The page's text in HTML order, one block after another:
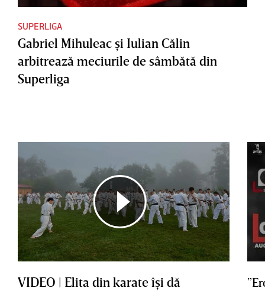
SUPERLIGA
Gabriel Mihuleac şi Iulian Călin
arbitrează meciurile de sâmbătă din
Superliga
VIDEO | Elita din karate îşi dă